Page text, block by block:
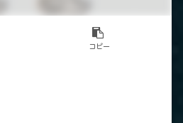
コピー